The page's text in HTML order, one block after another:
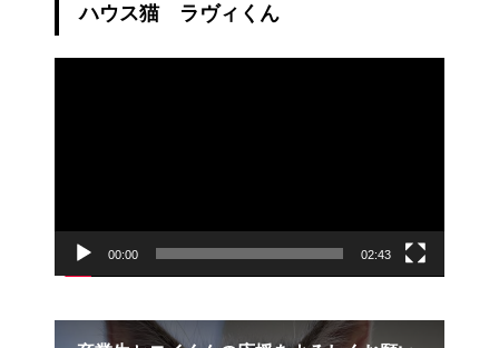
ハウス猫 ラヴィくん
00:00 02:43